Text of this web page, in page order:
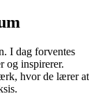
I dag forventes
og inspirerer.
hvor de lærer at